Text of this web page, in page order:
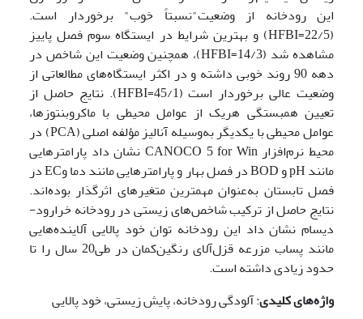
این رودخانه از وضعیت"نسبتاً خوب" برخوردار است.
(22/5=HFBI) و بهترین شرایط در ایستگاه سوم فصل پاییز
مشاهده شد (14/3=HFBI)، همچنین وضعیت این شاخص در
دهه 90 روند خوبی داشته و در اکثر ایستگاه‌های مطالعاتی از
وضعیت عالی برخوردار است (45/1=HFBI). نتایج حاصل از
تعیین همبستگی هریک از عوامل محیطی با ماکروبنتوزها،
عوامل محیطی با یکدیگر به‌وسیله آنالیز مؤلفه اصلی (PCA) در
محیط نرم‌افزار CANOCO 5 for Win نشان داد پارامترهایی
مانند pH و BOD در فصل بهار و پارامترهایی مانند دما وEC در
فصل تابستان به‌عنوان مهمترین متغیرهای اثرگذار بوده‌اند.
نتایج حاصل از ترکیب شاخص‌های زیستی در رودخانه خرارود-
دیسام نشان داد این رودخانه توان خود پالایی آلاینده‌هایی
مانند پساب مزرعه قزل‌آلای رنگین‌کمان در طی20 سال را تا
حدود زیادی داشته است.
واژه‌های کلیدی: آلودگی رودخانه، پایش زیستی، خود پالایی